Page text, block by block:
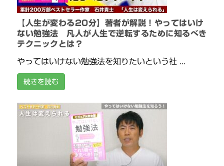
【人生が変わる20分】著者が解説！やってはいけ
ない勉強法 凡人が人生で逆転するために知るべき
テクニックとは？
やってはいけない勉強法を知りたいという社 ...
続きを読む